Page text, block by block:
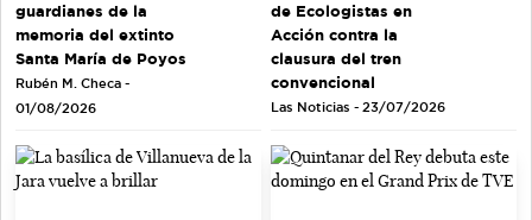
guardianes de la
memoria del extinto
Santa María de Poyos
Rubén M. Checa -
01/08/2026
de Ecologistas en
Acción contra la
clausura del tren
convencional
Las Noticias - 23/07/2026